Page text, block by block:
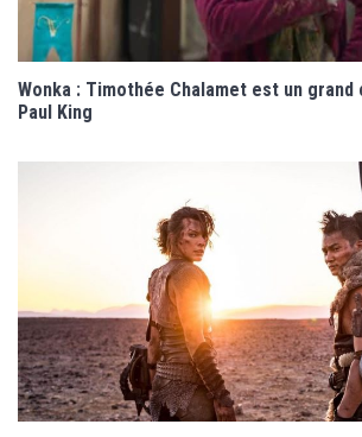
Wonka : Timothée Chalamet est un
Paul King